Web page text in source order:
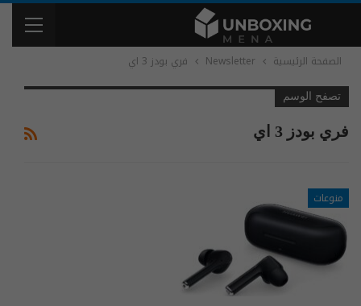
الصفحة الرئيسية Newsletter فري بودز 3 اي
تصفح الوسم
فري بودز 3 اي
منوعات